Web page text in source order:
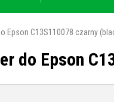
Epson C13S110078 czarny
do Epson